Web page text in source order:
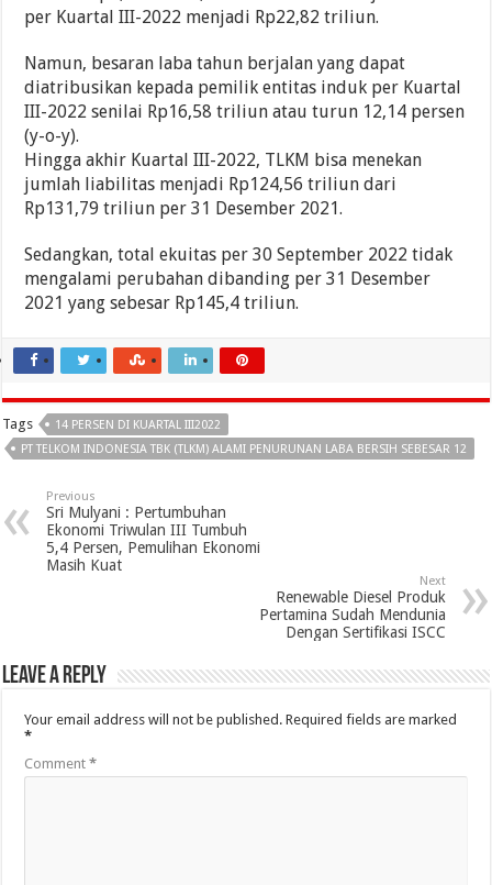
per Kuartal III-2022 menjadi Rp22,82 triliun.
Namun, besaran laba tahun berjalan yang dapat
diatribusikan kepada pemilik entitas induk per Kuartal
III-2022 senilai Rp16,58 triliun atau turun 12,14 persen
(y-o-y).
Hingga akhir Kuartal III-2022, TLKM bisa menekan
jumlah liabilitas menjadi Rp124,56 triliun dari
Rp131,79 triliun per 31 Desember 2021.
Sedangkan, total ekuitas per 30 September 2022 tidak
mengalami perubahan dibanding per 31 Desember
2021 yang sebesar Rp145,4 triliun.
Tags
14 PERSEN DI KUARTAL III2022
PT TELKOM INDONESIA TBK (TLKM) ALAMI PENURUNAN LABA BERSIH SEBESAR 12
Previous
Sri Mulyani : Pertumbuhan
Ekonomi Triwulan III Tumbuh
5,4 Persen, Pemulihan Ekonomi
Masih Kuat
Next
Renewable Diesel Produk
Pertamina Sudah Mendunia
Dengan Sertifikasi ISCC
Leave a Reply
Your email address will not be published. Required fields are marked
*
Comment*